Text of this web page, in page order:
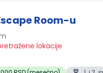
Room-u
lokacije